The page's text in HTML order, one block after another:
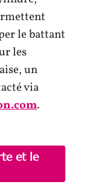
le battant
les
un
via
.
et le